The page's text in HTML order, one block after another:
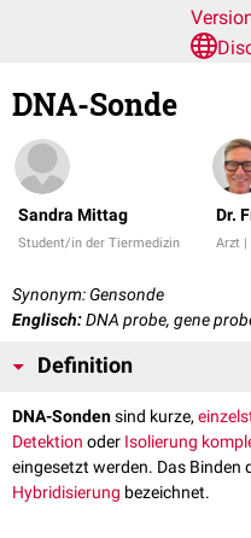
DNA-Sonde
Sandra Mittag
Student/in der Tiermedizin
Dr.
Arzt |
Synonym: Gensonde
Englisch:DNA probe, gene
Definition
DNA-Sondensind kurze,
Detektion oder Isolierung
eingesetzt werden. Das Binden
Hybridisierung bezeichnet.